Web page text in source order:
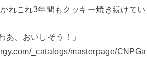
れこれ3年間もクッキー焼き続けてい
あ、おいしそう！」